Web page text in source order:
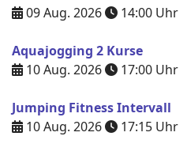
09 Aug. 2026
14:00 Uhr
Aquajogging 2 Kurse
10 Aug. 2026
17:00 Uhr
Jumping Fitness Intervall
10 Aug. 2026
17:15 Uhr